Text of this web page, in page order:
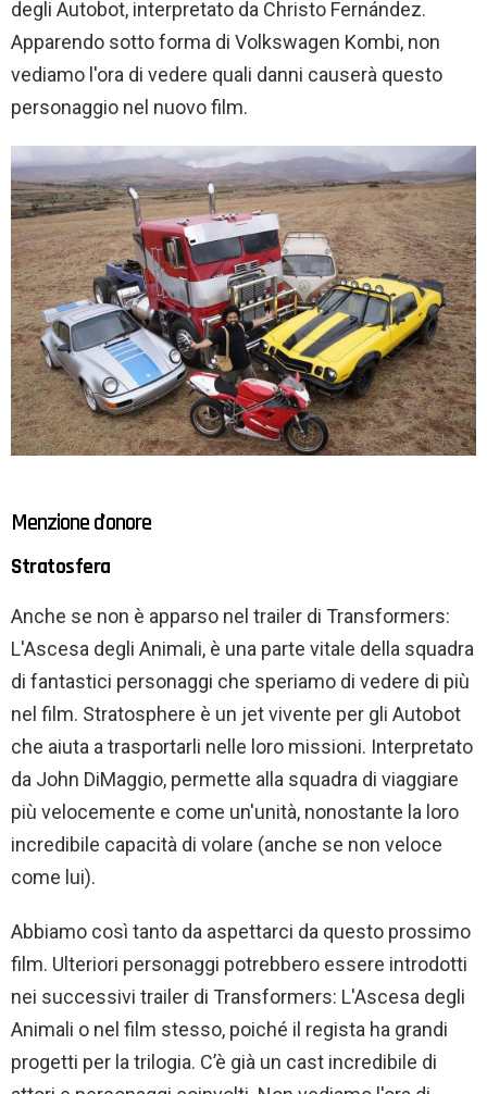
degli Autobot, interpretato da Christo Fernández.
Apparendo sotto forma di Volkswagen Kombi, non
vediamo l'ora di vedere quali danni causerà questo
personaggio nel nuovo film.
Menzione d'onore
Stratosfera
Anche se non è apparso nel trailer di Transformers:
L'Ascesa degli Animali, è una parte vitale della squadra
di fantastici personaggi che speriamo di vedere di più
nel film. Stratosphere è un jet vivente per gli Autobot
che aiuta a trasportarli nelle loro missioni. Interpretato
da John DiMaggio, permette alla squadra di viaggiare
più velocemente e come un'unità, nonostante la loro
incredibile capacità di volare (anche se non veloce
come lui).
Abbiamo così tanto da aspettarci da questo prossimo
film. Ulteriori personaggi potrebbero essere introdotti
nei successivi trailer di Transformers: L'Ascesa degli
Animali o nel film stesso, poiché il regista ha grandi
progetti per la trilogia. C’è già un cast incredibile di